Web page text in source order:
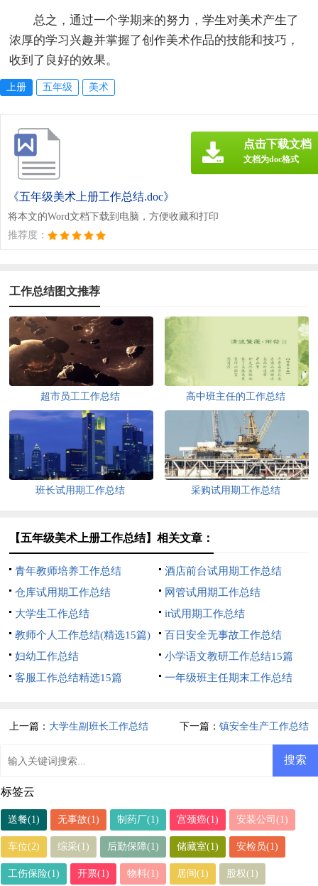
总之，通过一个学期来的努力，学生对美术产生了
浓厚的学习兴趣并掌握了创作美术作品的技能和技巧，
收到了良好的效果。
上册 五年级 美术
《五年级美术上册工作总结.doc》
将本文的Word文档下载到电脑，方便收藏和打印
推荐度：
点击下载文档
文档为doc格式
工作总结图文推荐
超市员工工作总结 高中班主任的工作总结
班长试用期工作总结 采购试用期工作总结
【五年级美术上册工作总结】相关文章：
青年教师培养工作总结
酒店前台试用期工作总结
仓库试用期工作总结
网管试用期工作总结
大学生工作总结
it试用期工作总结
教师个人工作总结(精选15篇)
百日安全无事故工作总结
妇幼工作总结
小学语文教研工作总结15篇
客服工作总结精选15篇
一年级班主任期末工作总结
上一篇： 大学生副班长工作总结 下一篇： 镇安全生产工作总结
标签云
送餐(1) 无事故(1) 制药厂(1) 宫颈癌(1) 安装公司(1)
车位(2) 综采(1) 后勤保障(1) 储藏室(1) 安检员(1)
工伤保险(1) 开票(1) 物料(1) 居间(1) 股权(1)